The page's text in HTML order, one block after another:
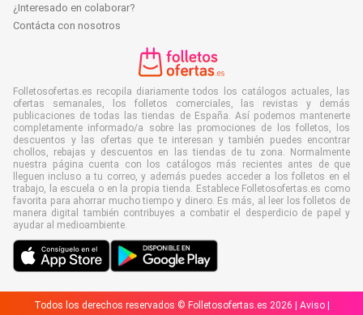
¿Interesado en colaborar?
Contácta con nosotros
Folletosofertas.es recopila diariamente todos los catálogos actuales, las
ofertas semanales, los folletos comerciales, las revistas y demás
publicaciones de todas las tiendas de España. Así podemos mantenerte
completamente informado/a sobre las promociones de los folletos, los
descuentos y las ofertas que te interesan y también puedes encontrar
chollos, rebajas y descuentos en las tiendas de tu zona. Normalmente
nuestra página cuenta con los catálogos más recientes antes de que
lleguen incluso a tu correo, y además puedes acceder a los folletos en el
trabajo, la escuela o en la propia tienda. Establece Folletosofertas.es como
favorita para ahorrar mucho tiempo y dinero. Es más, al leer los folletos de
manera digital también contribuyes a combatir el desperdicio de papel y
ayudar al medioambiente.
Todos los derechos reservados © Folletosofertas.es 2026 | Aviso|